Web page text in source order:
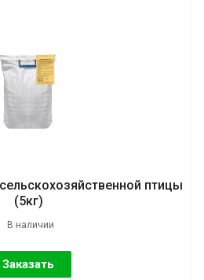
птицы
(5кг)
В наличии
Заказать